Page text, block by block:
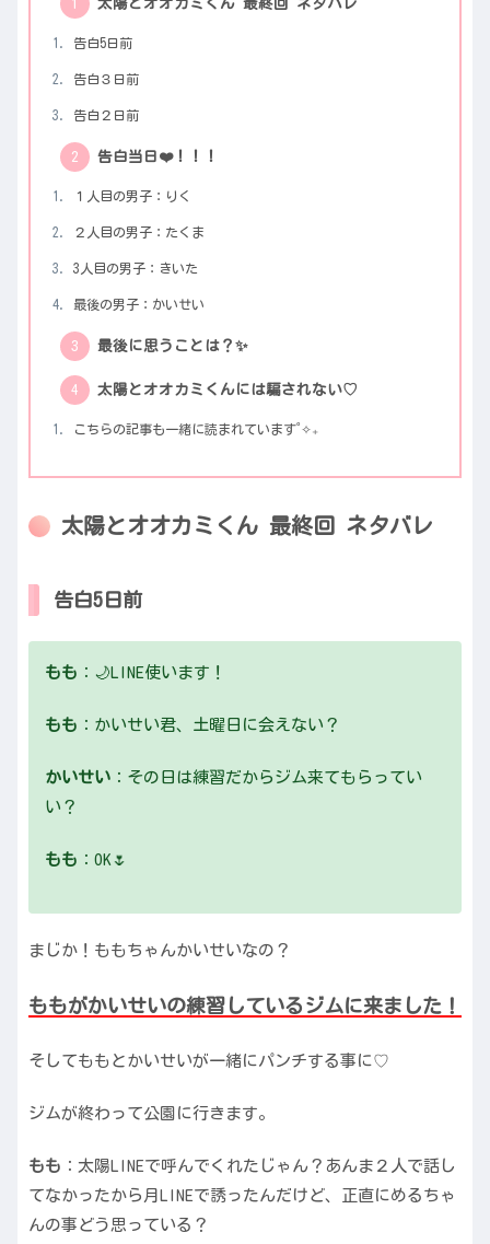
告白5日前
告白３日前
告白２日前
告白当日❤️！！！
１人目の男子：りく
２人目の男子：たくま
3人目の男子：きいた
最後の男子：かいせい
最後に思うことは？✨
太陽とオオカミくんには騙されない♡
こちらの記事も一緒に読まれています˚✧₊
太陽とオオカミくん 最終回 ネタバレ
告白5日前
もも ：🌙LINE使います！
もも ：かいせい君、土曜日に会えない？
かいせい ：その日は練習だからジム来てもらってい
い？
もも ：OK🌷
まじか！ももちゃんかいせいなの？
ももがかいせいの練習しているジムに来ました！
そしてももとかいせいが一緒にパンチする事に♡
ジムが終わって公園に行きます。
もも ：太陽LINEで呼んでくれたじゃん？あんま２人で話し
てなかったから月LINEで誘ったんだけど、正直にめるちゃ
んの事どう思っている？